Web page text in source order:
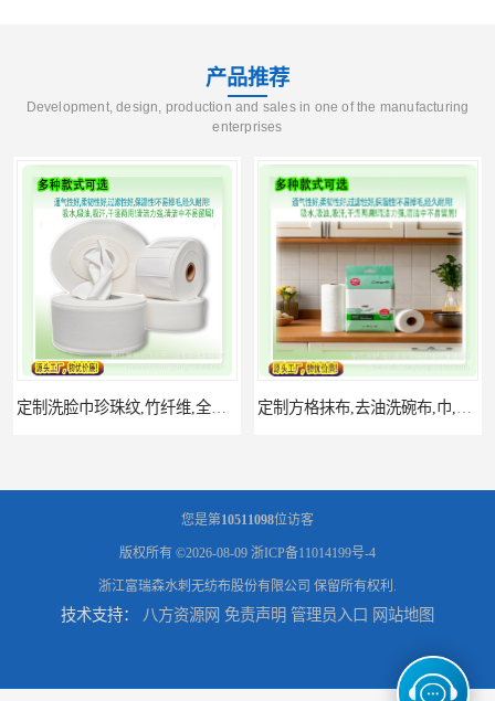
产品推荐
Development, design, production and sales in one of the manufacturing
enterprises
定制方格抹布,去油洗碗布,巾,卷布,厨房洗碗巾,印花抹布
定制湿巾,无纺布湿巾,酒精湿巾,皮肤清洁,清洁湿巾 细纤维清洁抹布 汽车清洁巾 多色细抹布
您是第10511098位访客
版权所有 ©2026-08-09 浙ICP备11014199号-4
浙江富瑞森水刺无纺布股份有限公司 保留所有权利.
技术支持： 八方资源网 免责声明 管理员入口 网站地图